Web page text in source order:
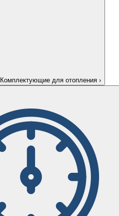
Комплектующие для отопления ›